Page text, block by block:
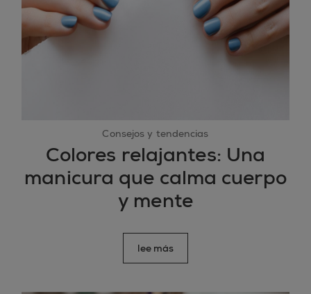
Consejos y tendencias
Colores relajantes: Una
manicura que calma cuerpo
y mente
lee más